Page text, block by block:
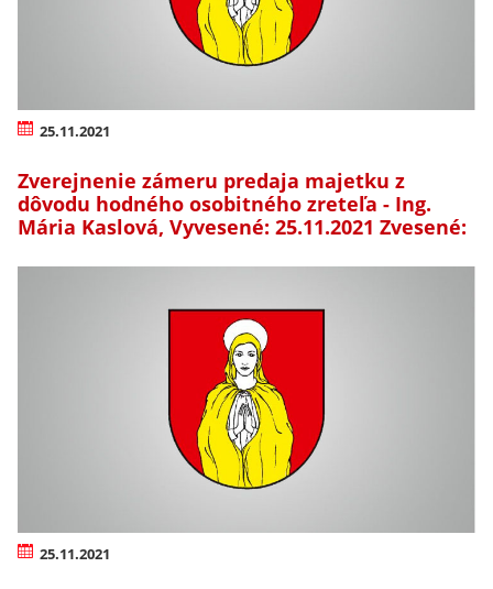
25.11.2021
Zverejnenie zámeru predaja majetku z
dôvodu hodného osobitného zreteľa - Ing.
Mária Kaslová, Vyvesené: 25.11.2021 Zvesené:
25.11.2021